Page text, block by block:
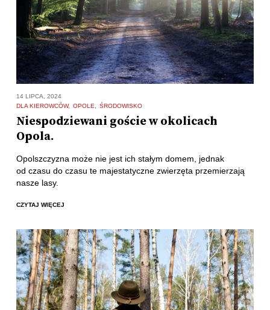
14 LIPCA, 2024
DLA KIEROWCÓW
OPOLE ŚRODOWISKO
Niespodziewani goście w okolicach
Opola.
Opolszczyzna może nie jest ich stałym domem, jednak
od czasu do czasu te majestatyczne zwierzęta przemierzają
nasze lasy.
CZYTAJ WIĘCEJ